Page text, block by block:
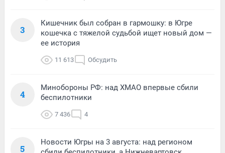
3
Кишечник был собран в гармошку: в Югре
кошечка с тяжелой судьбой ищет новый дом —
ее история
11 613 Обсудить
4
Минобороны РФ: над ХМАО впервые сбили
беспилотники
7 436 4
5
Новости Югры на 3 августа: над регионом